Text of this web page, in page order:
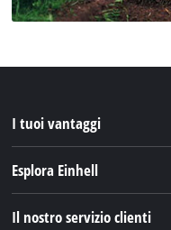
I tuoi vantaggi
Esplora Einhell
Il nostro servizio clienti